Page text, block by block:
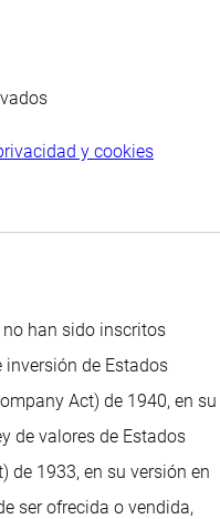
y cookies
han sido inscritos
inversión de Estados
Act) de 1940, en su
de valores de Estados
de 1933, en su versión en
ser ofrecida o vendida,